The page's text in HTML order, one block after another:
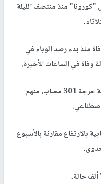
بفيروس "كورونا" منذ منتصف الليلة
حصيلة الوفيات إلى 10455 وفاة منذ بدء رصد الوباء في
ووفقا للمعطيات، بلغ عدد المصابين بحالة حرجة 301 مصاب، منهم
بالارتفاع مقارنة بالأسبوع